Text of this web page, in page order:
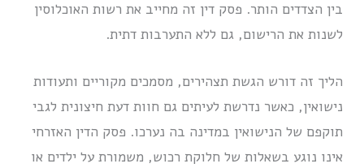
בין הצדדים הותר. פסק דין זה מחייב את רשות האוכלוסין
לשנות את הרישום, גם ללא התערבות דתית.
הליך זה דורש הגשת תצהירים, מסמכים מקוריים ותעודות
נישואין, כאשר נדרשת לעיתים גם חוות דעת חיצונית לגבי
תוקפם של הנישואין במדינה בה נערכו. פסק הדין האזרחי
אינו נוגע בשאלות של חלוקת רכוש, משמורת על ילדים או